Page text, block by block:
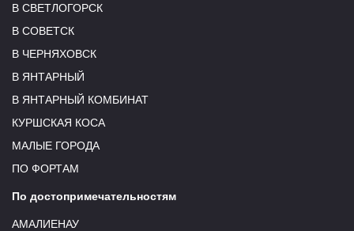
В СВЕТЛОГОРСК
В СОВЕТСК
В ЧЕРНЯХОВСК
В ЯНТАРНЫЙ
В ЯНТАРНЫЙ КОМБИНАТ
КУРШСКАЯ КОСА
МАЛЫЕ ГОРОДА
ПО ФОРТАМ
По достопримечательностям
АМАЛИЕНАУ